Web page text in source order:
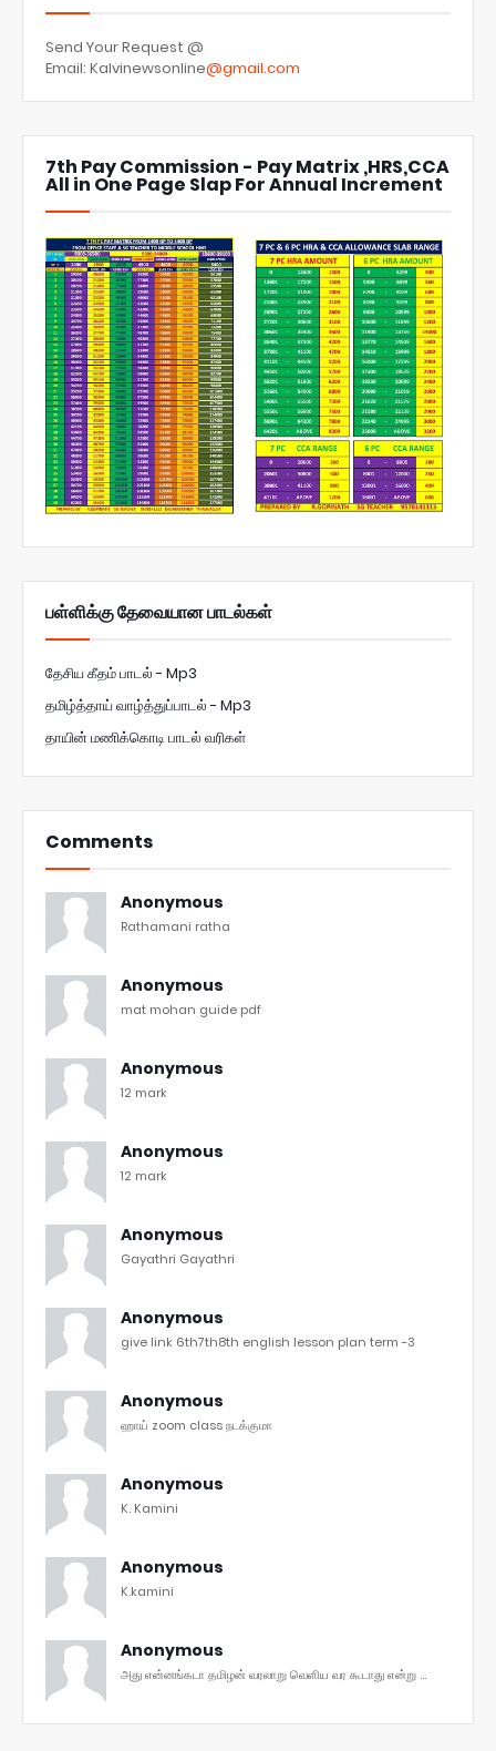
Send Your Request @
Email: Kalvinewsonline@gmail.com
7th Pay Commission - Pay Matrix ,HRS,CCA
All in One Page Slap For Annual Increment
பள்ளிக்கு தேவையான பாடல்கள்
தேசிய கீதம் பாடல் - Mp3
தமிழ்த்தாய் வாழ்த்துப்பாடல் - Mp3
தாயின் மணிக்கொடி பாடல் வரிகள்
Comments
Anonymous
Rathamani ratha
Anonymous
mat mohan guide pdf
Anonymous
12 mark
Anonymous
12 mark
Anonymous
Gayathri Gayathri
Anonymous
give link 6th7th8th english lesson plan term -3
Anonymous
ஹாய் zoom class நடக்குமா
Anonymous
K. Kamini
Anonymous
K.kamini
Anonymous
அது என்னங்கடா தமிழன் வரலாறு வெளிய வர கூடாது என்று ...